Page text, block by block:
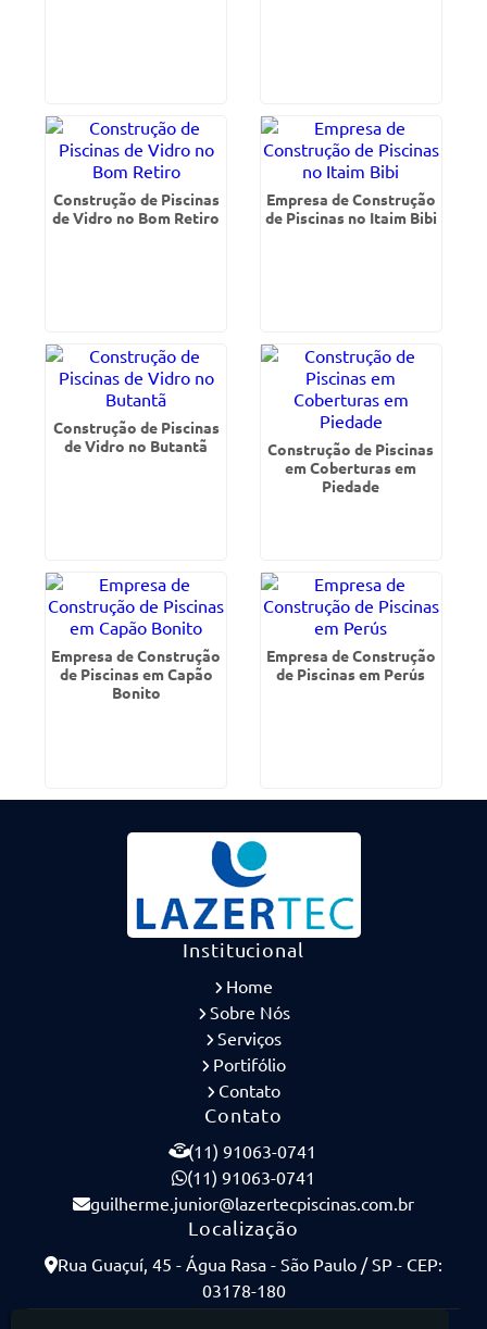
Construção de Piscinas
de Vidro no Bom Retiro
Empresa de Construção
de Piscinas no Itaim Bibi
Construção de Piscinas
de Vidro no Butantã
Construção de Piscinas
em Coberturas em
Piedade
Empresa de Construção
de Piscinas em Capão
Bonito
Empresa de Construção
de Piscinas em Perús
Institucional
Home
Sobre Nós
Serviços
Portifólio
Contato
Contato
(11) 91063-0741
(11) 91063-0741
guilherme.junior@lazertecpiscinas.com.br
Localização
Rua Guaçuí, 45 - Água Rasa - São Paulo / SP - CEP:
03178-180